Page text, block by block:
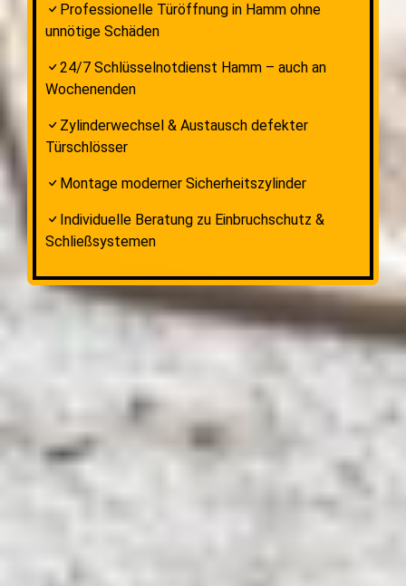
Professionelle Türöffnung in Hamm ohne
unnötige Schäden
24/7 Schlüsselnotdienst Hamm – auch an
Wochenenden
Zylinderwechsel & Austausch defekter
Türschlösser
Montage moderner Sicherheitszylinder
Individuelle Beratung zu Einbruchschutz &
Schließsystemen